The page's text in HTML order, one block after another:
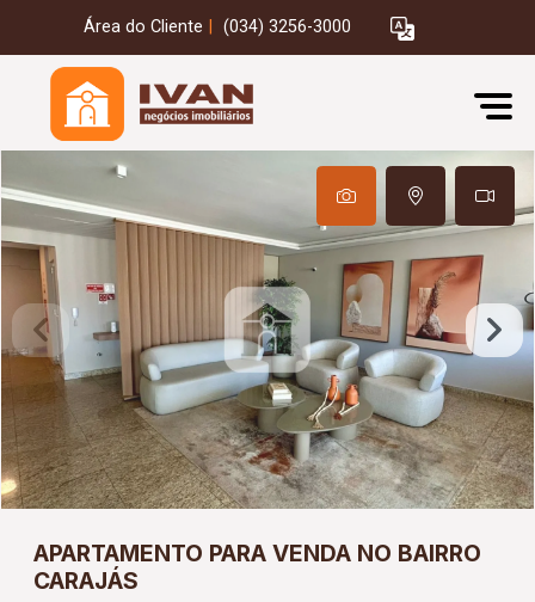
Área do Cliente (034) 3256-3000
APARTAMENTO PARA VENDA NO BAIRRO
CARAJÁS